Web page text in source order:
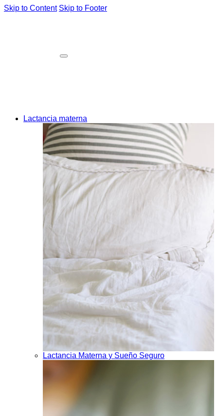
Skip to Content Skip to Footer
Lactancia materna
Lactancia Materna y Sueño Seguro